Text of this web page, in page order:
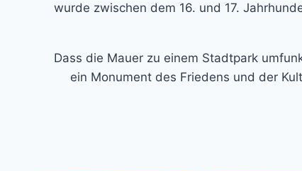
wurde zwischen dem 16. und 17.
Dass die Mauer zu einem Stadtpark
ein Monument des Friedens und der